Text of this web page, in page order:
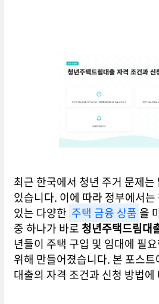
최근 한국에서 청년 주거 문제
있습니다. 이에 따라 정부에서
있는 다양한 주택 금융 상품 을
중 하나가 바로 청년주택드림대
년들이 주택 구입 및 임대에 필
위해 만들어졌습니다. 본 포스
대출의 자격 조건과 신청 방법